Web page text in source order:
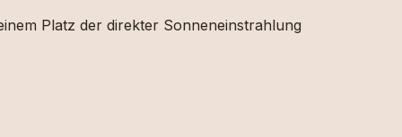
Platz der direkter Sonneneinstrahlung